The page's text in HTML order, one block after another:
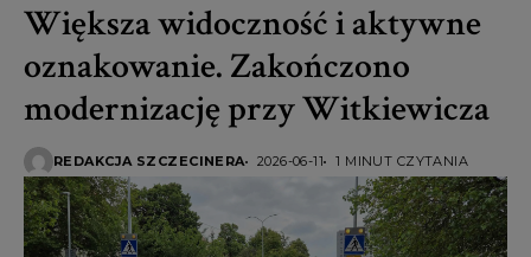
Większa widoczność i aktywne
oznakowanie. Zakończono
modernizację przy Witkiewicza
REDAKCJA SZCZECINERA 2026-06-11 1 MINUT CZYTANIA